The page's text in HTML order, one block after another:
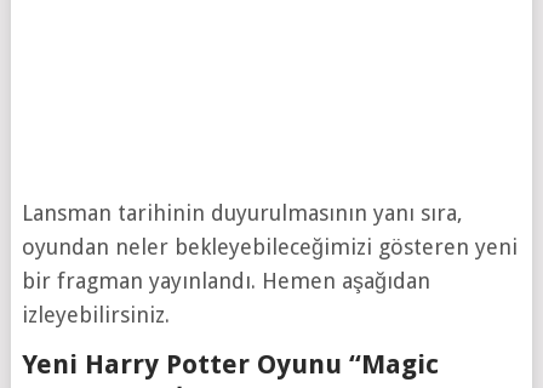
Lansman tarihinin duyurulmasının yanı sıra,
oyundan neler bekleyebileceğimizi gösteren yeni
bir fragman yayınlandı. Hemen aşağıdan
izleyebilirsiniz.
Yeni Harry Potter Oyunu “Magic